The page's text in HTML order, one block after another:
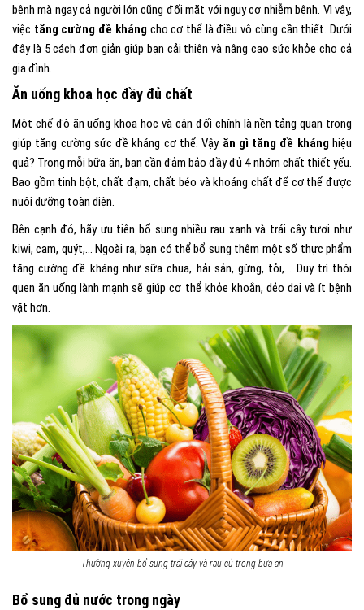
bệnh mà ngay cả người lớn cũng đối mặt với nguy cơ nhiễm bệnh. Vì vậy,
việc tăng cường đề kháng cho cơ thể là điều vô cùng cần thiết. Dưới
đây là 5 cách đơn giản giúp bạn cải thiện và nâng cao sức khỏe cho cả
gia đình.
Ăn uống khoa học đầy đủ chất
Một chế độ ăn uống khoa học và cân đối chính là nền tảng quan trọng
giúp tăng cường sức đề kháng cơ thể. Vậyăn gì tăng đề khánghiệu
quả? Trong mỗi bữa ăn, bạn cần đảm bảo đầy đủ 4 nhóm chất thiết yếu.
Bao gồm tinh bột, chất đạm, chất béo và khoáng chất để cơ thể được
nuôi dưỡng toàn diện.
Bên cạnh đó, hãy ưu tiên bổ sung nhiều rau xanh và trái cây tươi như
kiwi, cam, quýt,… Ngoài ra, bạn có thể bổ sung thêm một số thực phẩm
tăng cường đề kháng như sữa chua, hải sản, gừng, tỏi,… Duy trì thói
quen ăn uống lành mạnh sẽ giúp cơ thể khỏe khoắn, dẻo dai và ít bệnh
vặt hơn.
Thường xuyên bổ sung trái cây và rau củ trong bữa ăn
Bổ sung đủ nước trong ngày